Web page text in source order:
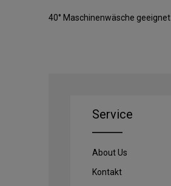
40° Maschinenwäsche geeignet
Service
About Us
Kontakt